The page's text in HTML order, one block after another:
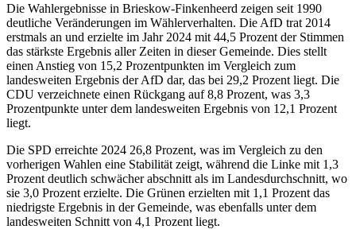
Die Wahlergebnisse in Brieskow-Finkenheerd zeigen seit 1990
deutliche Veränderungen im Wählerverhalten. Die AfD trat 2014
erstmals an und erzielte im Jahr 2024 mit 44,5 Prozent der Stimmen
das stärkste Ergebnis aller Zeiten in dieser Gemeinde. Dies stellt
einen Anstieg von 15,2 Prozentpunkten im Vergleich zum
landesweiten Ergebnis der AfD dar, das bei 29,2 Prozent liegt. Die
CDU verzeichnete einen Rückgang auf 8,8 Prozent, was 3,3
Prozentpunkte unter dem landesweiten Ergebnis von 12,1 Prozent
liegt.
Die SPD erreichte 2024 26,8 Prozent, was im Vergleich zu den
vorherigen Wahlen eine Stabilität zeigt, während die Linke mit 1,3
Prozent deutlich schwächer abschnitt als im Landesdurchschnitt, wo
sie 3,0 Prozent erzielte. Die Grünen erzielten mit 1,1 Prozent das
niedrigste Ergebnis in der Gemeinde, was ebenfalls unter dem
landesweiten Schnitt von 4,1 Prozent liegt.